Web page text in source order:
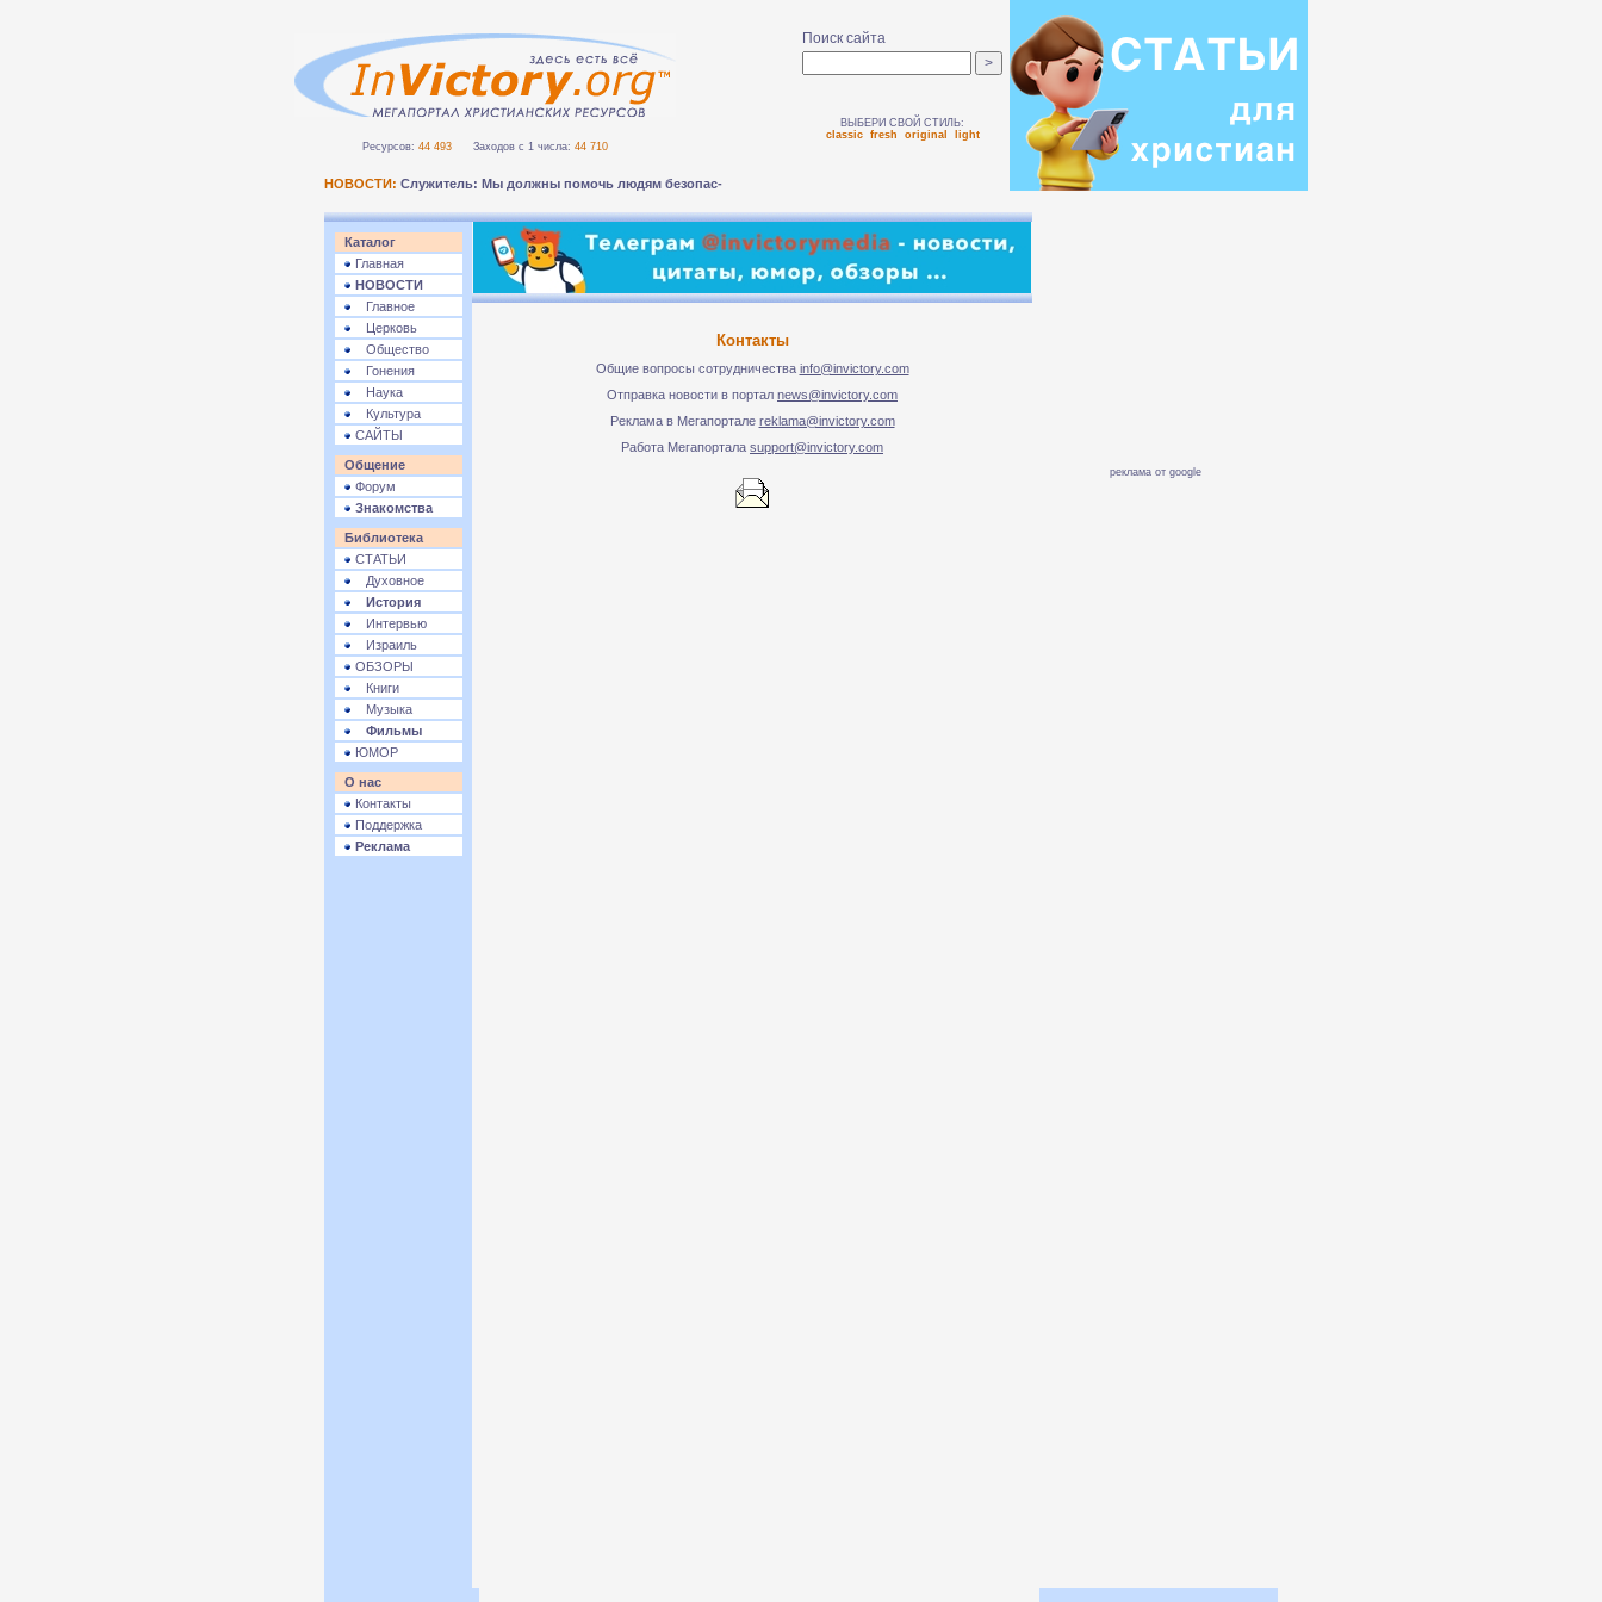
Ресурсов: 44 493 Заходов с 1 числа: 44 710
Поиск сайта
ВЫБЕРИ СВОЙ СТИЛЬ:
classic
fresh original light
НОВОСТИ: Служитель: Мы должны помочь людям безопасно пер-
Каталог
Главная
НОВОСТИ
Главное
Церковь
Общество
Гонения
Наука
Культура
САЙТЫ
Общение
Форум
Знакомства
Библиотека
СТАТЬИ
Духовное
История
Интервью
Израиль
ОБЗОРЫ
Книги
Музыка
Фильмы
ЮМОР
О нас
Контакты
Поддержка
Реклама
Контакты
Общие вопросы сотрудничества info@invictory.com
Отправка новости в портал news@invictory.com
Реклама в Мегапортале reklama@invictory.com
Работа Мегапортала support@invictory.com
реклама от google